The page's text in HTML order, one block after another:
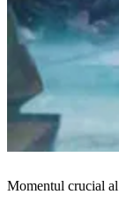
Momentul crucial